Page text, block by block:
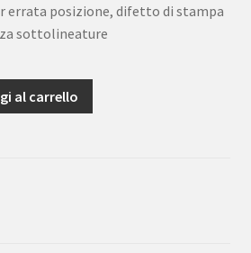
errata posizione, difetto di stampa
sottolineature
al carrello